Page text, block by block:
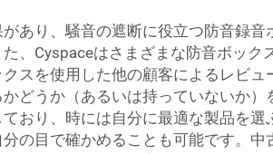
あり、騒音の遮断に役立つ防音録
、Cyspaceはさまざまな防音ボッ
スを使用した他の顧客によるレビ
どうか（あるいは持っていないか
おり、時には自分に最適な製品を
の目で確かめることも可能です。